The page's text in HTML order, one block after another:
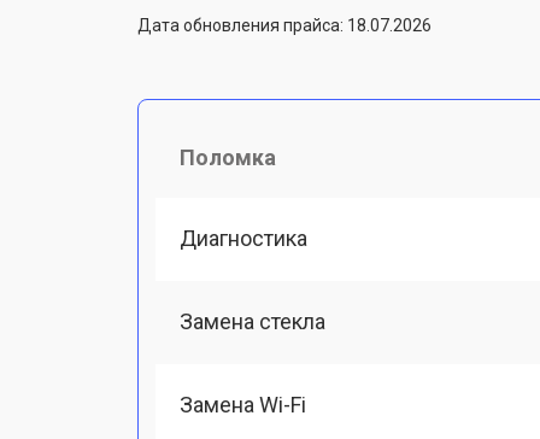
Дата обновления прайса: 18.07.2026
Поломка
Диагностика
Замена стекла
Замена Wi-Fi